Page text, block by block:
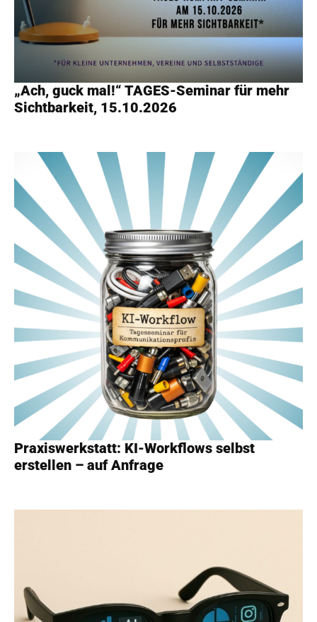
„Ach, guck mal!“ TAGES-Seminar für mehr
Sichtbarkeit, 15.10.2026
Praxiswerkstatt: KI-Workflows selbst
erstellen – auf Anfrage